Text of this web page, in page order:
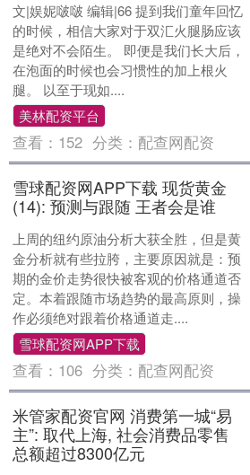
文|娱妮啵啵 编辑|66 提到我们童年回忆
的时候，相信大家对于双汇火腿肠应该
是绝对不会陌生。 即便是我们长大后，
在泡面的时候也会习惯性的加上根火
腿。 以至于现如....
美林配资平台
查看： 152 分类： 配查网配资
雪球配资网APP下载 现货黄金
(14): 预测与跟随 王者会是谁
上周的纽约原油分析大获全胜，但是黄
金分析就有些拉胯，主要原因就是：预
期的金价走势很快被客观的价格通道否
定。本着跟随市场趋势的最高原则，操
作必须绝对跟着价格通道走....
雪球配资网APP下载
查看： 106 分类： 配查网配资
米管家配资官网 消费第一城“易
主”: 取代上海, 社会消费品零售
总额超过8300亿元